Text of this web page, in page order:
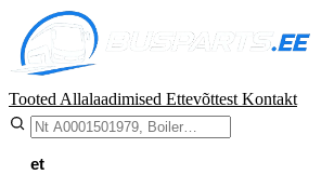
Tooted Allalaadimised Ettevõttest Kontakt
et